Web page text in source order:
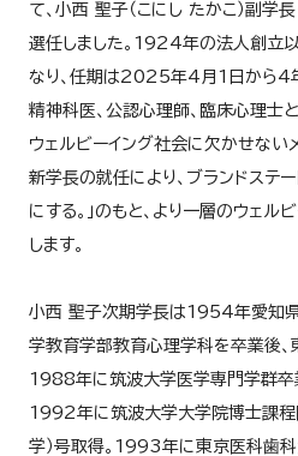
て、小西 聖子（こにし たかこ）副学
選任しました。1924年の法人創立
なり、任期は2025年4月1日から4
精神科医、公認心理師、臨床心理士
ウェルビーイング社会に欠かせない
新学長の就任により、ブランドステ
にする。」のもと、より一層のウェ
します。
小西 聖子次期学長は1954年愛知
学教育学部教育心理学科を卒業後、
1988年に筑波大学医学専門学群卒
1992年に筑波大学大学院博士課
学）号取得。1993年に東京医科歯